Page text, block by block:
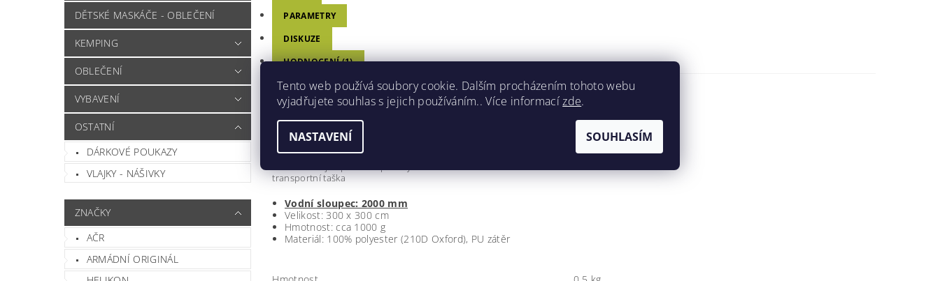
DĚTSKÉ MASKÁČE - OBLEČENÍ
KEMPING
OBLEČENÍ
VYBAVENÍ
OSTATNÍ
DÁRKOVÉ POUKAZY
VLAJKY - NÁŠIVKY
ZNAČKY
AČR
ARMÁDNÍ ORIGINÁL
PARAMETRY
DISKUZE
HODNOCENÍ (1)
CELTA TARP EXTREM
Voděodolná plachta vzor 95 z robustní rip-stop tkaniny
Ideální pro použití jako plachta, pláštěnka, sluneční plachta popř. krycí plachta
8 upevňovacích ok vně
transportní taška
Vodní sloupec: 2000 mm
Velikost:300 x 300 cm
Hmotnost: cca 1000 g
Materiál: 100% polyester (210D Oxford), PU zátěr
Tento web používá soubory cookie. Dalším procházením tohoto webu
vyjadřujete souhlas s jejich používáním.. Více informacízde.
NASTAVENÍ SOUHLASÍM